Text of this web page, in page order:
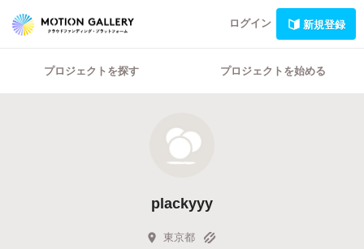
ログイン 新規登録
プロジェクトを探す プロジェクトを始める
plackyyy
東京都